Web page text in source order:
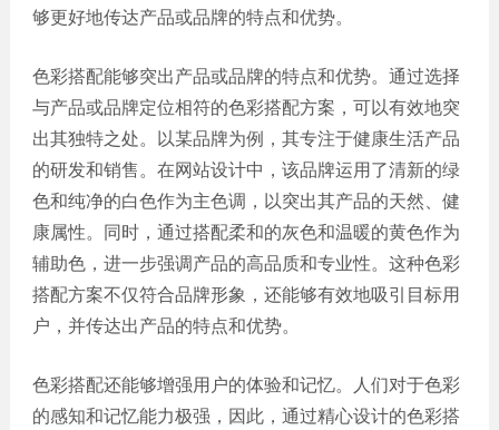
系统
案例
够更好地传达产品或品牌的特点和优势。
色彩搭配能够突出产品或品牌的特点和优势。通过选择
与产品或品牌定位相符的色彩搭配方案，可以有效地突
出其独特之处。以某品牌为例，其专注于健康生活产品
的研发和销售。在网站设计中，该品牌运用了清新的绿
色和纯净的白色作为主色调，以突出其产品的天然、健
康属性。同时，通过搭配柔和的灰色和温暖的黄色作为
辅助色，进一步强调产品的高品质和专业性。这种色彩
搭配方案不仅符合品牌形象，还能够有效地吸引目标用
户，并传达出产品的特点和优势。
色彩搭配还能够增强用户的体验和记忆。人们对于色彩
的感知和记忆能力极强，因此，通过精心设计的色彩搭